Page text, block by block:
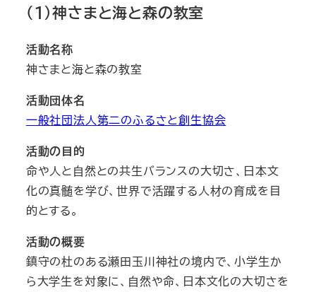
（１）神さまと海と森の教室
活動名称
神さまと海と森の教室
活動団体名
一般社団法人第二のふるさと創生協会
活動の目的
命や人と自然との共生バランスの大切さ、日本文
化の真髄を学び、世界で活躍する人材の育成を目
的とする。
活動の概要
鎮守の杜のある瀬田玉川神社の境内で、小学生か
ら大学生を対象に、自然や命、日本文化の大切さを